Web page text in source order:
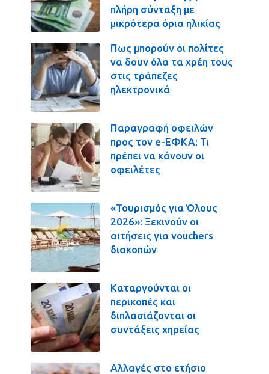
πλήρη σύνταξη με
μικρότερα όρια ηλικίας
Πως μπορούν οι πολίτες
να δουν όλα τα χρέη τους
στις τράπεζες
ηλεκτρονικά
Παραγραφή οφειλών
προς τον e-ΕΦΚΑ: Τι
πρέπει να κάνουν οι
οφειλέτες
«Τουρισμός για Όλους
2026»: Ξεκινούν οι
αιτήσεις για vouchers
διακοπών
Καταργούνται οι
περικοπές και
διπλασιάζονται οι
συντάξεις χηρείας
Αλλαγές στο ετήσιο